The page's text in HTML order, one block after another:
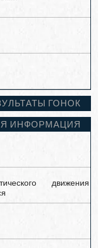
ГОНОК
ИНФОРМАЦИЯ
движения